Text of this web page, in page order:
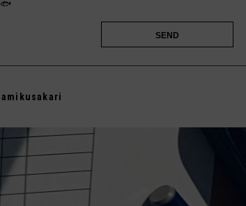
🐟️
amikusakari